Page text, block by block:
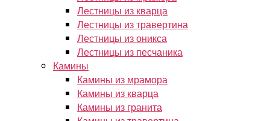
Лестницы из кварца
Лестницы из травертина
Лестницы из оникса
Лестницы из песчаника
Камины
Камины из мрамора
Камины из кварца
Камины из гранита